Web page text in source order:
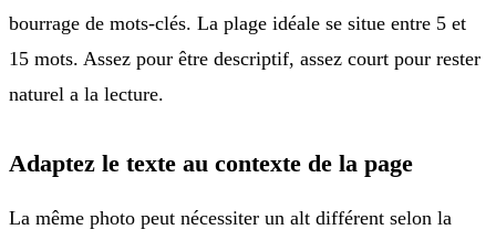
bourrage de mots-clés. La plage idéale se situe entre 5 et
15 mots. Assez pour être descriptif, assez court pour rester
naturel a la lecture.
Adaptez le texte au contexte de la page
La même photo peut nécessiter un alt différent selon la